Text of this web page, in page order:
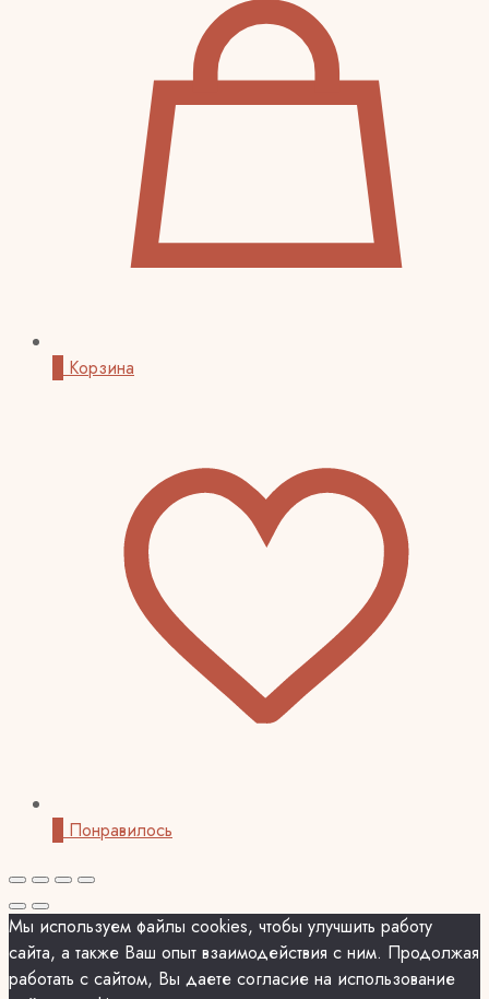
Корзина
Понравилось
Мы используем файлы cookies, чтобы улучшить работу
сайта, а также Ваш опыт взаимодействия с ним. Продолжая
работать с сайтом, Вы даете согласие на использование